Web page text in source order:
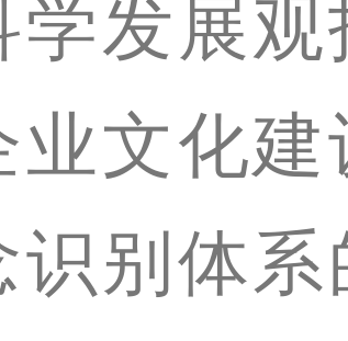
发展
文化
识别体